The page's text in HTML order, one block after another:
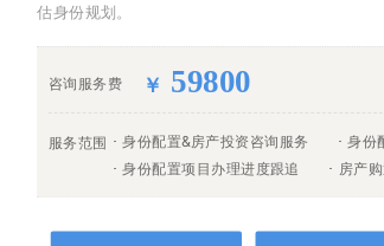
估身份规划。
咨询服务费 ￥ 59800
服务范围 身份配置&房产投资咨询服务 身份
身份配置项目办理进度跟追 房产